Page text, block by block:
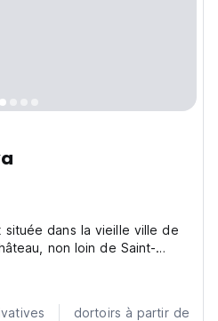
dans la vieille ville de
non loin de Saint-
dortoirs à partir de